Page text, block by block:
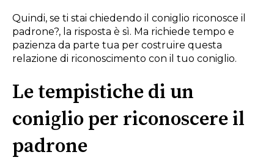
Quindi, se ti stai chiedendo il coniglio riconosce il
padrone?, la risposta è sì. Ma richiede tempo e
pazienza da parte tua per costruire questa
relazione di riconoscimento con il tuo coniglio.
Le tempistiche di un
coniglio per riconoscere il
padrone